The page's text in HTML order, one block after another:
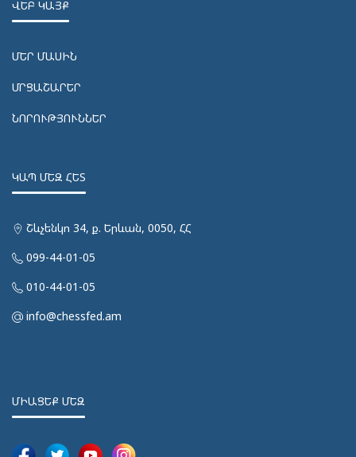
ՎԵԲ ԿԱՅՔ
ՄԵՐ ՄԱՍԻՆ
ՄՐՑԱՇԱՐԵՐ
ՆՈՐՈՒԹՅՈՒՆՆԵՐ
ԿԱՊ ՄԵԶ ՀԵՏ
Շևչենկո 34, ք. Երևան, 0050, ՀՀ
099-44-01-05
010-44-01-05
info@chessfed.am
ՄԻԱՑԵՔ ՄԵԶ